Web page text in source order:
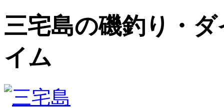
三宅島の磯釣り・
イム